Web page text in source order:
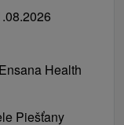
Health
Piešťany